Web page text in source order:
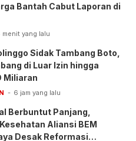
Bantah Cabut Laporan di
menit yang lalu
Sidak Tambang Boto,
di Luar Izin hingga
Miliaran
6 jam yang lalu
Berbuntut Panjang,
Aliansi BEM
Desak Reformasi